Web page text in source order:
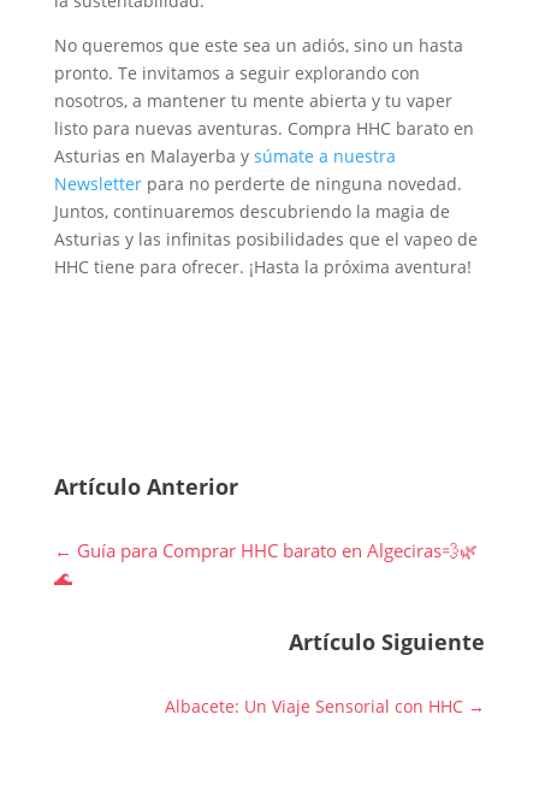
No queremos que este sea un adiós, sino un hasta
pronto. Te invitamos a seguir explorando con
nosotros, a mantener tu mente abierta y tu vaper
listo para nuevas aventuras. Compra HHC barato en
Asturias en Malayerba y súmate a nuestra
Newsletterpara no perderte de ninguna novedad.
Juntos, continuaremos descubriendo la magia de
Asturias y las infinitas posibilidades que el vapeo de
HHC tiene para ofrecer. ¡Hasta la próxima aventura!
Artículo Anterior
← Guía para Comprar HHC barato en Algeciras💨🌿
🌊
Artículo Siguiente
Albacete: Un Viaje Sensorial con HHC →